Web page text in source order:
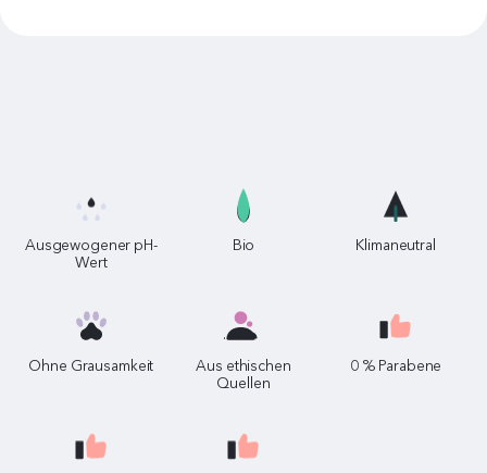
Ausgewogener pH-
Wert
Bio Klimaneutral
Ohne Grausamkeit
Aus ethischen
Quellen
0 % Parabene